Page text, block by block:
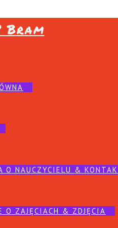
Bram
O NAUCZYCIELU &
O ZAJĘCIACH & ZDJĘCIA